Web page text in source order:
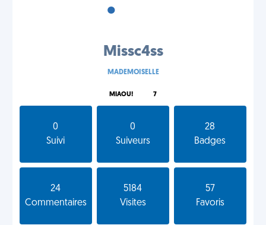
•
Missc4ss
MADEMOISELLE
MIAOU! 7
0
Suivi
0
Suiveurs
28
Badges
24
Commentaires
5184
Visites
57
Favoris